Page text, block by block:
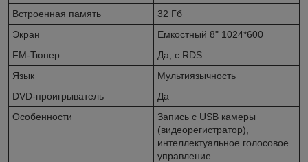
Встроенная память
32 Гб
Экран
Емкостный 8" 1024*600
FM-Тюнер
Да, с RDS
Язык
Мультиязычность
DVD-проигрыватель
Да
Особенности
Запись с USB камеры
(видеорегистратор),
интеллектуальное голосовое
управление